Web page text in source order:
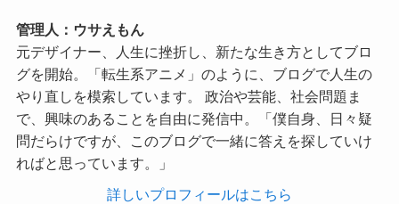
管理人：ウサえもん
元デザイナー、人生に挫折し、新たな生き方としてブロ
グを開始。「転生系アニメ」のように、ブログで人生の
やり直しを模索しています。 政治や芸能、社会問題ま
で、興味のあることを自由に発信中。「僕自身、日々疑
問だらけですが、このブログで一緒に答えを探していけ
ればと思っています。」
詳しいプロフィールはこちら